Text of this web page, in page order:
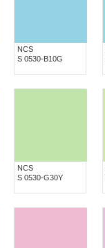
NCS
S 0530-B10G
NCS
S 0530-G30Y